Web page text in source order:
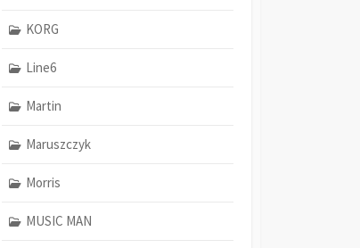
KORG
Line6
Martin
Maruszczyk
Morris
MUSIC MAN